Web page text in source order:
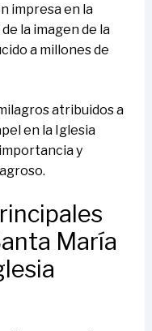
impresa en la
la imagen de la
a millones de
atribuidos a
en la Iglesia
y
María